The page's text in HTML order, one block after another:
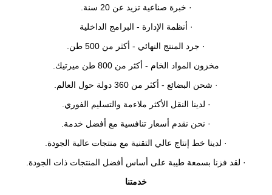
· خبرة صناعية تزيد عن 20 سنة.
· أنظمة الإدارة - البرامج الداخلية
· جرد المنتج النهائي - أكثر من 500 طن.
مخزون المواد الخام - أكثر من 800 طن ميرتيك.
· شحن البضائع - أكثر من 360 دولة حول العالم.
· لدينا النقل الأكثر ملاءمة والتسليم الفوري.
· نحن نقدم أسعار تنافسية مع أفضل خدمة.
· لدينا خط إنتاج عالي التقنية مع منتجات عالية الجودة.
· لقد فزنا بسمعة طيبة على أساس أفضل المنتجات ذات الجودة.
خدمتنا